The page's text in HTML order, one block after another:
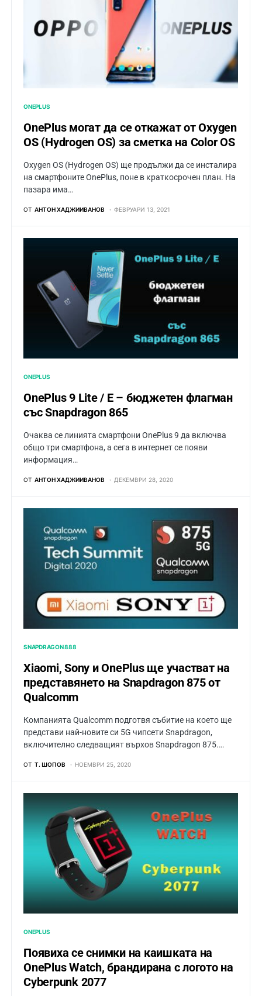
ONEPLUS
OnePlus могат да се откажат от Oxygen
OS (Hydrogen OS) за сметка на Color OS
Oxygen OS (Hydrogen OS) ще продължи да се инсталира
на смартфоните OnePlus, поне в краткосрочен план. На
пазара има…
ОТ АНТОН ХАДЖИИВАНОВ ФЕВРУАРИ 13, 2021
ONEPLUS
OnePlus 9 Lite / E – бюджетен флагман
със Snapdragon 865
Очаква се линията смартфони OnePlus 9 да включва
общо три смартфона, а сега в интернет се появи
информация…
ОТ АНТОН ХАДЖИИВАНОВ ДЕКЕМВРИ 28, 2020
SNAPDRAGON 888
Xiaomi, Sony и OnePlus ще участват на
представянето на Snapdragon 875 от
Qualcomm
Компанията Qualcomm подготвя събитие на което ще
представи най-новите си 5G чипсети Snapdragon,
включително следващият върхов Snapdragon 875.…
ОТ Т. ШОПОВ НОЕМВРИ 25, 2020
ONEPLUS
Появиха се снимки на каишката на
OnePlus Watch, брандирана с логото на
Cyberpunk 2077